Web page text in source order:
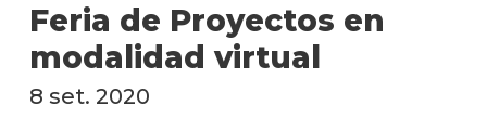
Feria de Proyectos en
modalidad virtual
8 set. 2020